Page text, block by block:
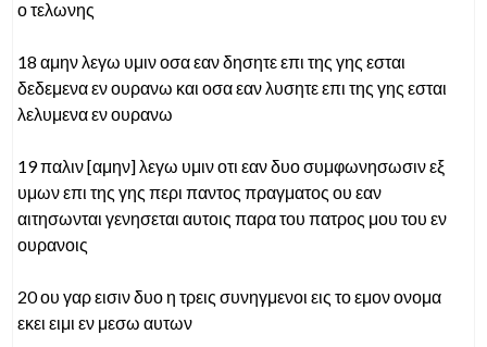
ο τελωνης
18 αμην λεγω υμιν οσα εαν δησητε επι της γης εσται
δεδεμενα εν ουρανω και οσα εαν λυσητε επι της γης εσται
λελυμενα εν ουρανω
19 παλιν [αμην] λεγω υμιν οτι εαν δυο συμφωνησωσιν εξ
υμων επι της γης περι παντος πραγματος ου εαν
αιτησωνται γενησεται αυτοις παρα του πατρος μου του εν
ουρανοις
20 ου γαρ εισιν δυο η τρεις συνηγμενοι εις το εμον ονομα
εκει ειμι εν μεσω αυτων